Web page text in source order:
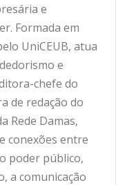
e
Formada em
UniCEUB, atua
e
chefe do
de redação do
Rede Damas,
conexões entre
poder público,
a comunicação